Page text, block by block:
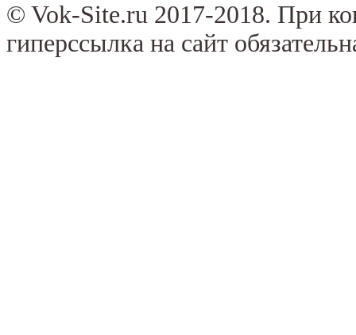
© Vok-Site.ru 2017-2018. При
гиперссылка на сайт